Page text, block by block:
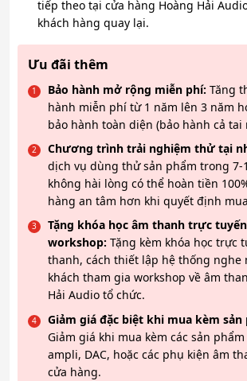
tiếp theo tại cửa hàng Hoàng Hải
khách hàng quay lại.
Ưu đãi thêm
Bảo hành mở rộng miễn phí: Tăng
hành miễn phí từ 1 năm lên 3 năm
bảo hành toàn diện (bảo hành cả tai
Chương trình trải nghiệm thử tại
dịch vụ dùng thử sản phẩm trong 7-
không hài lòng có thể hoàn tiền
hàng an tâm hơn khi quyết định
Tặng khóa học âm thanh trực
workshop: Tặng kèm khóa học trực
thanh, cách thiết lập hệ thống nghe
khách tham gia workshop về âm
Hải Audio tổ chức.
Giảm giá đặc biệt khi mua kèm sản
Giảm giá khi mua kèm các sản
ampli, DAC, hoặc các phụ kiện âm
cửa hàng.